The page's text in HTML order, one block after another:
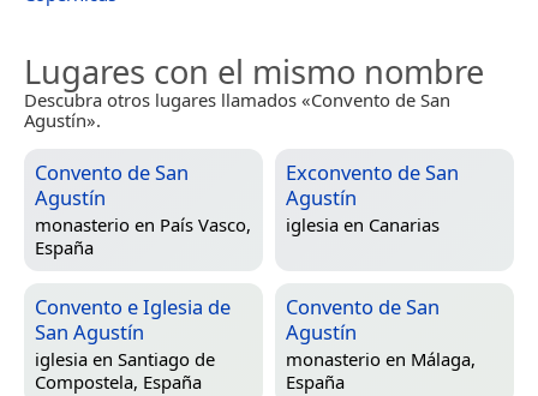
Lugares con el mismo nombre
Descubra otros lugares llamados «Convento de San
Agustín».
Convento de San
Agustín
monasterio en País Vasco,
España
Exconvento de San
Agustín
iglesia en Canarias
Convento e Iglesia de
San Agustín
iglesia en Santiago de
Compostela, España
Convento de San
Agustín
monasterio en Málaga,
España